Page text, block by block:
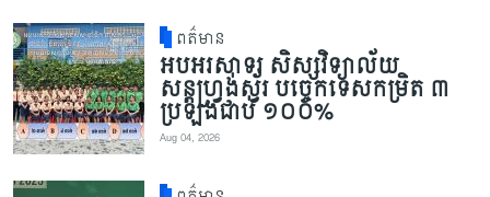
ពត៌មាន
អបអរសាទរ សិស្សវិទ្យាល័យ
សន្តហ្វ្រង់ស្វ័រ បច្ចេកទេសកម្រិត ៣
ប្រឡងជាប់ ១០០%
Aug 04, 2026